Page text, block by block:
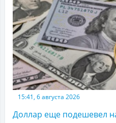
15:41, 6 августа 2026
Доллар еще подешевел на